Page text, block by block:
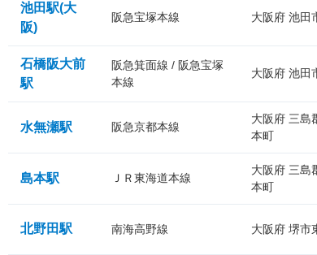
池田駅(大
阪)
阪急宝塚本線 大阪府 池田
石橋阪大前
駅
阪急箕面線 / 阪急宝塚
本線
大阪府 池田
水無瀬駅 阪急京都本線
大阪府 三島
本町
島本駅 ＪＲ東海道本線
大阪府 三島
本町
北野田駅 南海高野線 大阪府 堺市